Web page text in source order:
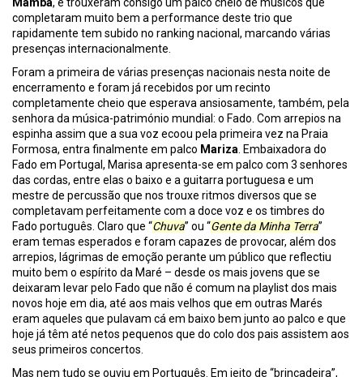
Mamba, e trouxeram consigo um palco cheio de músicos que
completaram muito bem a performance deste trio que
rapidamente tem subido no ranking nacional, marcando várias
presenças internacionalmente.
Foram a primeira de várias presenças nacionais nesta noite de
encerramento e foram já recebidos por um recinto
completamente cheio que esperava ansiosamente, também, pela
senhora da música-património mundial: o Fado. Com arrepios na
espinha assim que a sua voz ecoou pela primeira vez na Praia
Formosa, entra finalmente em palco Mariza. Embaixadora do
Fado em Portugal, Marisa apresenta-se em palco com 3 senhores
das cordas, entre elas o baixo e a guitarra portuguesa e um
mestre de percussão que nos trouxe ritmos diversos que se
completavam perfeitamente com a doce voz e os timbres do
Fado português. Claro que “Chuva” ou “Gente da Minha Terra”
eram temas esperados e foram capazes de provocar, além dos
arrepios, lágrimas de emoção perante um público que reflectiu
muito bem o espírito da Maré – desde os mais jovens que se
deixaram levar pelo Fado que não é comum na playlist dos mais
novos hoje em dia, até aos mais velhos que em outras Marés
eram aqueles que pulavam cá em baixo bem junto ao palco e que
hoje já têm até netos pequenos que do colo dos pais assistem aos
seus primeiros concertos.
Mas nem tudo se ouviu em Português. Em jeito de “brincadeira”,